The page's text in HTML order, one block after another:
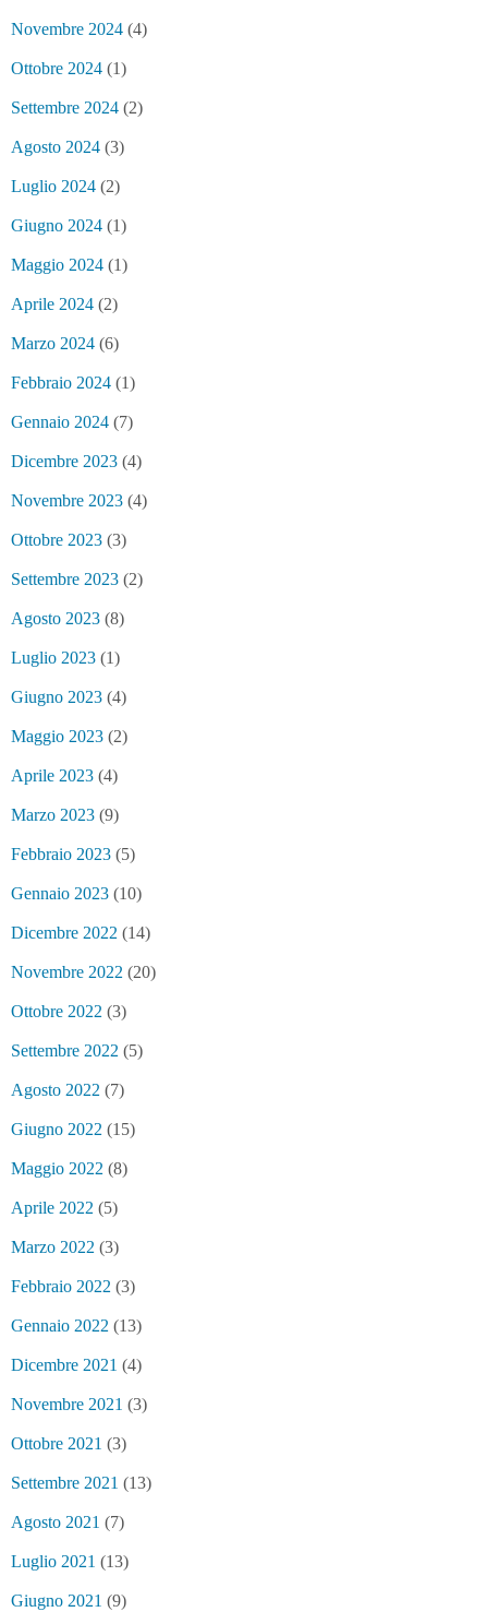
Novembre 2024 (4)
Ottobre 2024 (1)
Settembre 2024 (2)
Agosto 2024 (3)
Luglio 2024 (2)
Giugno 2024 (1)
Maggio 2024 (1)
Aprile 2024 (2)
Marzo 2024 (6)
Febbraio 2024 (1)
Gennaio 2024 (7)
Dicembre 2023 (4)
Novembre 2023 (4)
Ottobre 2023 (3)
Settembre 2023 (2)
Agosto 2023 (8)
Luglio 2023 (1)
Giugno 2023 (4)
Maggio 2023 (2)
Aprile 2023 (4)
Marzo 2023 (9)
Febbraio 2023 (5)
Gennaio 2023 (10)
Dicembre 2022 (14)
Novembre 2022 (20)
Ottobre 2022 (3)
Settembre 2022 (5)
Agosto 2022 (7)
Giugno 2022 (15)
Maggio 2022 (8)
Aprile 2022 (5)
Marzo 2022 (3)
Febbraio 2022 (3)
Gennaio 2022 (13)
Dicembre 2021 (4)
Novembre 2021 (3)
Ottobre 2021 (3)
Settembre 2021 (13)
Agosto 2021 (7)
Luglio 2021 (13)
Giugno 2021 (9)